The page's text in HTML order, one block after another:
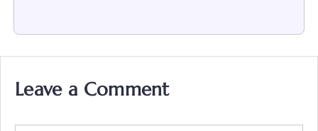
Leave a Comment